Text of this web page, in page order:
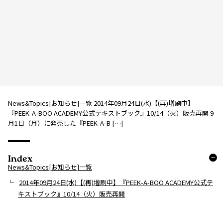
News&Topics[お知らせ]一覧 2014年09月24日(水)【(再)増刷中】
『PEEK-A-BOO ACADEMY公式テキストブック』10/14（火）販売再開 9
月1日（月）に発売した『PEEK-A-B […]
Index
News&Topics[お知らせ]一覧
2014年09月24日(水)【(再)増刷中】『PEEK-A-BOO ACADEMY公式テ
キストブック』10/14（火）販売再開